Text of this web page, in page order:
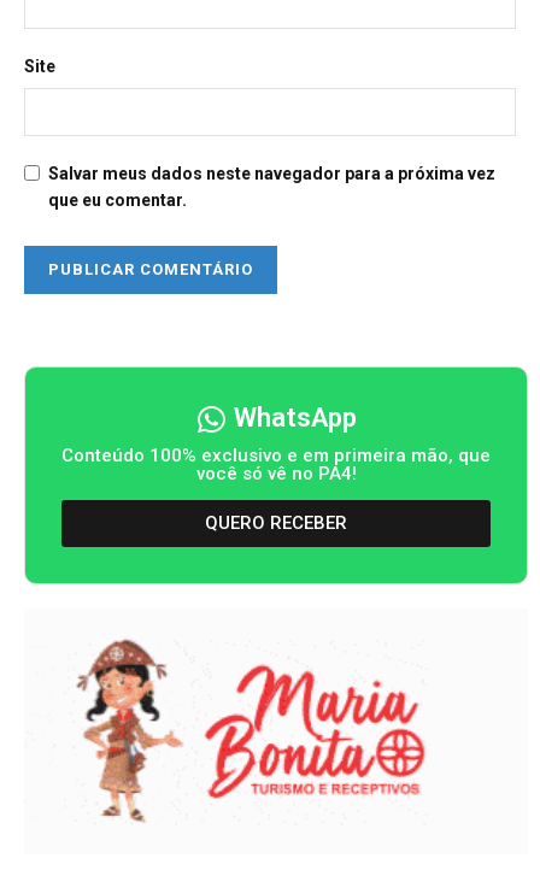
Site
Salvar meus dados neste navegador para a próxima vez
que eu comentar.
WhatsApp
Conteúdo 100% exclusivo e em primeira mão, que
você só vê no PA4!
QUERO RECEBER